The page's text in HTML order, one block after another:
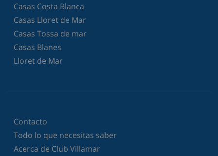
Casas Costa Blanca
Casas Lloret de Mar
Casas Tossa de mar
Casas Blanes
Lloret de Mar
Contacto
Todo lo que necesitas saber
Acerca de Club Villamar